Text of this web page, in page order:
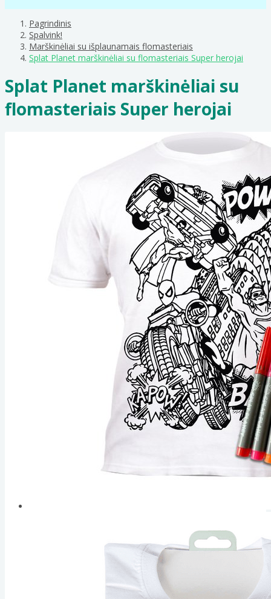
Pagrindinis
Spalvink!
Marškinėliai su išplaunamais flomasteriais
Splat Planet marškinėliai su flomasteriais Super herojai
Splat Planet marškinėliai su
flomasteriais Super herojai